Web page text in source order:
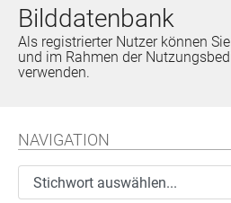
Bilddatenbank
Als registrierter Nutzer können
und im Rahmen der
verwenden.
NAVIGATION